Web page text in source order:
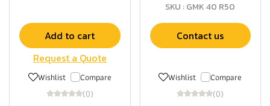
Add to cart
Request a Quote
Wishlist Compare
(0)
SKU : GMK 40 R50
Contact us
Wishlist Compare
(0)